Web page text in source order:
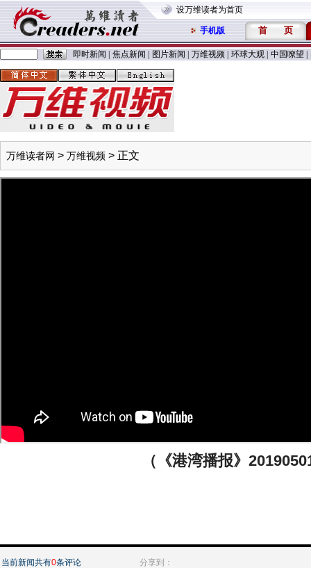
设万维读者为首页
手机版 首 页
即时新闻 焦点新闻 图片新闻 万维视频 环球大观 中国嘹望
万维读者网 > 万维视频 > 正文
（《港湾播报》
当前新闻共有0条评论 分享到：